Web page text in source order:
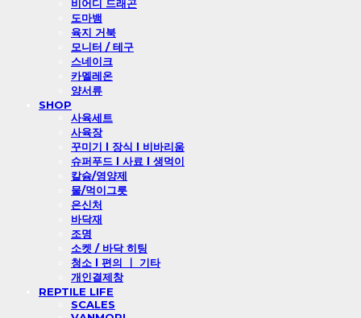
비어디 드래곤
도마뱀
육지 거북
모니터 / 테구
스네이크
카멜레온
양서류
SHOP
사육세트
사육장
꾸미기 l 장식 l 비바리움
슈퍼푸드 l 사료 l 생먹이
칼슘/영양제
물/먹이그릇
은신처
바닥재
조명
소켓 / 바닥 히팅
청소 l 편의 ㅣ 기타
개인결제창
REPTILE LIFE
SCALES